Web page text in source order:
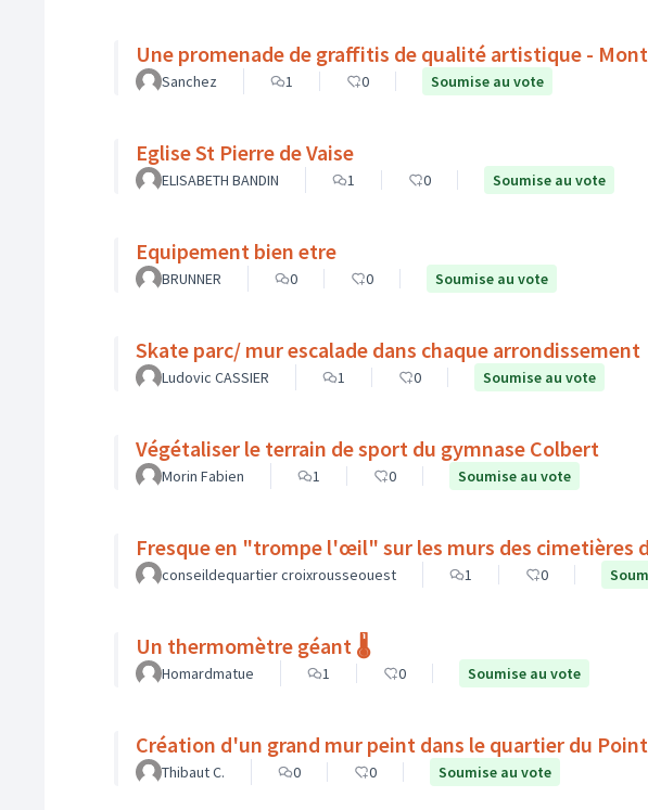
Une promenade de graffitis de qualité artistique -
Sanchez 1 0 Soumise au vote
Eglise St Pierre de Vaise
ELISABETH BANDIN 1 0 Soumise au vote
Equipement bien etre
BRUNNER 0 0 Soumise au vote
Skate parc/ mur escalade dans chaque arrondissement
Ludovic CASSIER 1 0 Soumise au vote
Végétaliser le terrain de sport du gymnase Colbert
Morin Fabien 1 0 Soumise au vote
Fresque en "trompe l'œil" sur les murs des cimetières
conseildequartier croixrousseouest 1 0
Un thermomètre géant 🌡️
Homardmatue 1 0 Soumise au vote
Création d'un grand mur peint dans le quartier du
Thibaut C. 0 0 Soumise au vote